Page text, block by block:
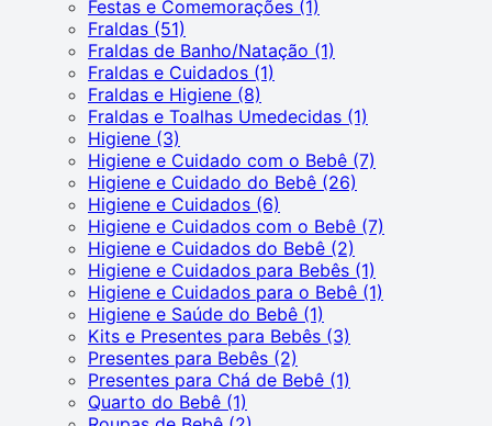
Festas e Comemorações (1)
Fraldas (51)
Fraldas de Banho/Natação (1)
Fraldas e Cuidados (1)
Fraldas e Higiene (8)
Fraldas e Toalhas Umedecidas (1)
Higiene (3)
Higiene e Cuidado com o Bebê (7)
Higiene e Cuidado do Bebê (26)
Higiene e Cuidados (6)
Higiene e Cuidados com o Bebê (7)
Higiene e Cuidados do Bebê (2)
Higiene e Cuidados para Bebês (1)
Higiene e Cuidados para o Bebê (1)
Higiene e Saúde do Bebê (1)
Kits e Presentes para Bebês (3)
Presentes para Bebês (2)
Presentes para Chá de Bebê (1)
Quarto do Bebê (1)